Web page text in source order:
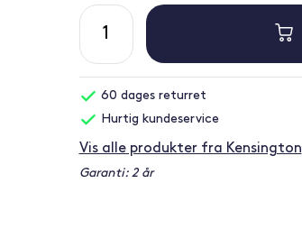
60 dages returret
Hurtig kundeservice
Vis alle produkter fra Kensington
Garanti: 2 år